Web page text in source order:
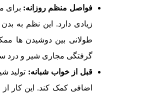
فواصل منظم روزانه:
زیادی دارد. این نظم به
طولانی بین دوشیدن ها
گرفتگی مجاری شیر و درد
قبل از خواب شبانه: تولید
اضافی کمک کند. این کار